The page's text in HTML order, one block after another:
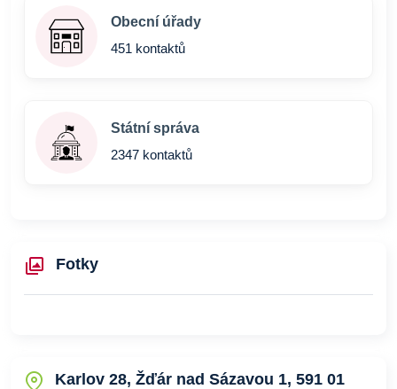
Obecní úřady
451 kontaktů
Státní správa
2347 kontaktů
Fotky
Karlov 28, Žďár nad Sázavou 1, 591 01